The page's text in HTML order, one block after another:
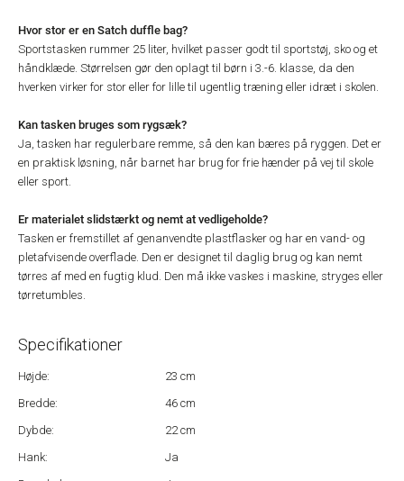
Hvor stor er en Satch duffle bag?
Sportstasken rummer 25 liter, hvilket passer godt til sportstøj, sko og et
håndklæde. Størrelsen gør den oplagt til børn i 3.-6. klasse, da den
hverken virker for stor eller for lille til ugentlig træning eller idræt i skolen.
Kan tasken bruges som rygsæk?
Ja, tasken har regulerbare remme, så den kan bæres på ryggen. Det er
en praktisk løsning, når barnet har brug for frie hænder på vej til skole
eller sport.
Er materialet slidstærkt og nemt at vedligeholde?
Tasken er fremstillet af genanvendte plastflasker og har en vand- og
pletafvisende overflade. Den er designet til daglig brug og kan nemt
tørres af med en fugtig klud. Den må ikke vaskes i maskine, stryges eller
tørretumbles.
Specifikationer
Højde:
23 cm
Bredde:
46 cm
Dybde:
22 cm
Hank:
Ja